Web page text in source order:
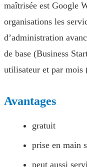
maîtrisée est Google
organisations les
d’administration
de base (Business
utilisateur et par mois
Avantages
gratuit
prise en main
peut aussi